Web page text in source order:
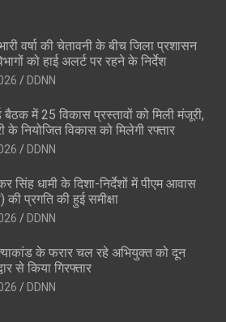
वर्षा की चेतावनी के बीच जिला प्रशासन
को हाई अलर्ट पर रहने के निर्देश
DDNN
बैठक में 25 विकास प्रस्तावों को मिली मंजूरी,
के नियोजित विकास को मिलेगी रफ्तार
DDNN
सिंह धामी के दिशा-निर्देशों में पीएम आवास
की प्रगति की हुई समीक्षा
DDNN
के फरार चल रहे अभियुक्त को दून
से किया गिरफ्तार
DDNN